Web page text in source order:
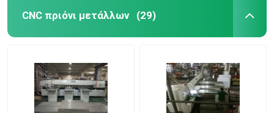
CNC πριόνι μετάλλων (29)